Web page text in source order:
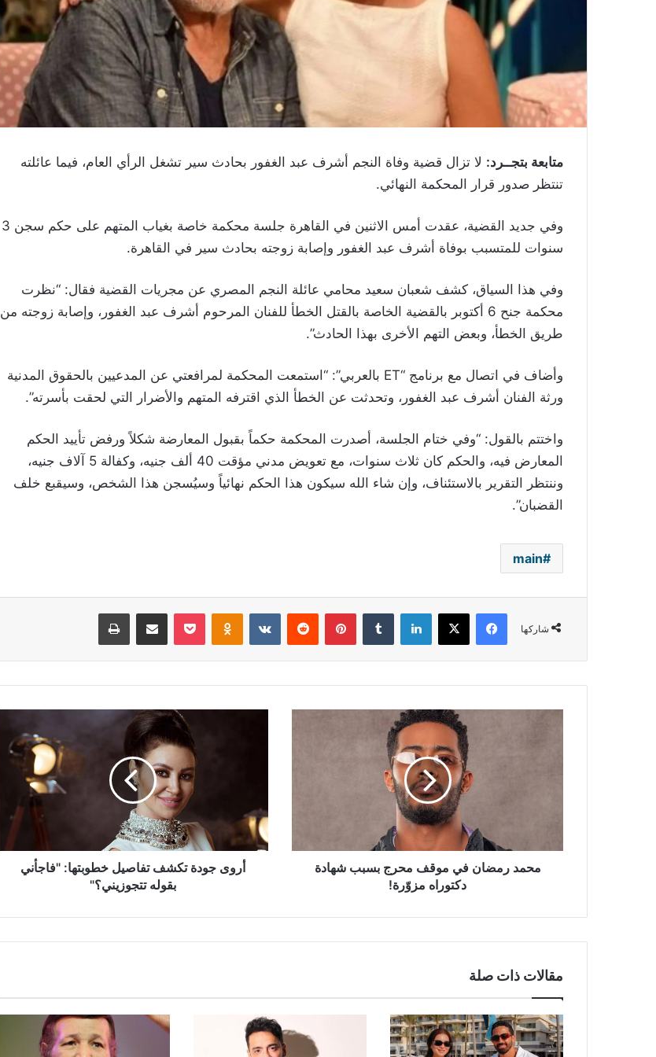
متابعة بتجــرد: لا تزال قضية وفاة النجم أشرف عبد الغفور بحادث سير تشغل الرأي العام، فيما عائلته
تنتظر صدور قرار المحكمة النهائي.
وفي جديد القضية، عقدت أمس الاثنين في القاهرة جلسة محكمة خاصة بغياب المتهم على حكم سجن 3
سنوات للمتسبب بوفاة أشرف عبد الغفور وإصابة زوجته بحادث سير في القاهرة.
وفي هذا السياق، كشف شعبان سعيد محامي عائلة النجم المصري عن مجريات القضية فقال: “نظرت
محكمة جنح 6 أكتوبر بالقضية الخاصة بالقتل الخطأ للفنان المرحوم أشرف عبد الغفور، وإصابة زوجته من
طريق الخطأ، وبعض التهم الأخرى بهذا الحادث”.
وأضاف في اتصال مع برنامج “ET بالعربي”: “استمعت المحكمة لمرافعتي عن المدعيين بالحقوق المدنية
ورثة الفنان أشرف عبد الغفور، وتحدثت عن الخطأ الذي اقترفه المتهم والأضرار التي لحقت بأسرته”.
واختتم بالقول: “وفي ختام الجلسة، أصدرت المحكمة حكماً بقبول المعارضة شكلاً ورفض تأييد الحكم
المعارض فيه، والحكم كان ثلاث سنوات، مع تعويض مدني مؤقت 40 ألف جنيه، وكفالة 5 آلاف جنيه،
وننتظر التقرير بالاستئناف، وإن شاء الله سيكون هذا الحكم نهائياً وسيُسجن هذا الشخص، وسيقبع خلف
القضبان”.
main
شاركها
فيسبوك ‫X لينكدإن بينتيريست Odnoklassniki
‫Pocket مشاركة عبر البريد طباعة
مزوّرة!
محمد رمضان في موقف محرج بسبب شهادة
دكتوراه مزوّرة!
بقوله
تتجوزيني؟"
أروى جودة تكشف تفاصيل خطوبتها: "فاجأني
بقوله تتجوزيني؟"
مقالات ذات صلة